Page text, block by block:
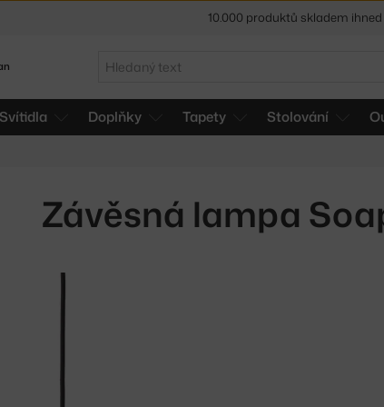
Hledat
Svítidla Doplňky Tapety Stolování
Závěsná lampa
10.000 produktů skladem